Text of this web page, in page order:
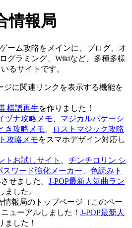
情報局
ーム攻略をメインに、ブログ、オ
グラミング、Wikiなど、多種多様
るサイトです。
に関連リンクを表示する機能を
棋譜再生を作りました！
ヅナ攻略メモ
マジカルバケーシ
き攻略メモ
ロストマジック攻略
攻略メモをスマホデザイン対応し
トお試しサイト
チンチロリン シ
スワード強化メーカー
色読みト
せました。 J-POP最新人気曲ラン
ました。
報局のトップページ（このペー
ューアルしました！ J-POP最新人
ました！